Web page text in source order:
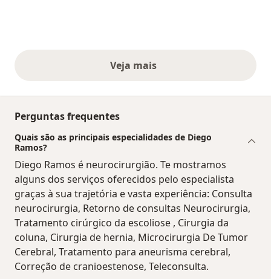
Veja maisopiniões acima
Perguntas frequentes
Quais são as principais especialidades de Diego
Ramos?
Diego Ramos é neurocirurgião. Te mostramos
alguns dos serviços oferecidos pelo especialista
graças à sua trajetória e vasta experiência: Consulta
neurocirurgia, Retorno de consultas Neurocirurgia,
Tratamento cirúrgico da escoliose , Cirurgia da
coluna, Cirurgia de hernia, Microcirurgia De Tumor
Cerebral, Tratamento para aneurisma cerebral,
Correção de cranioestenose, Teleconsulta.